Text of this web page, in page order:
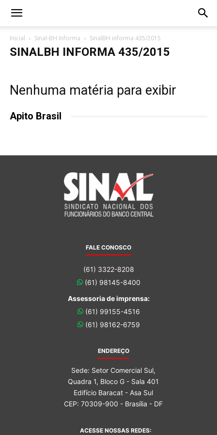
Inicial Sinal-BH Informa SinalBH informa 435/2015
SINALBH INFORMA 435/2015
Nenhuma matéria para exibir
Apito Brasil
FALE CONOSCO
(61) 3322-8208
(61) 98145-8400
Assessoria de imprensa:
(61) 99155-4516
(61) 98162-6759
ENDEREÇO
Sede: Setor Comercial Sul,
Quadra 1, Bloco G - Sala 401
Edifício Baracat - Asa Sul
CEP: 70309-900 - Brasília - DF
ACESSE NOSSAS REDES: